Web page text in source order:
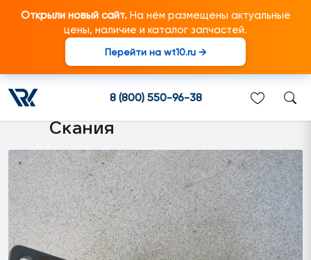
Открыли новый сайт.На нём размещены актуальные
цены, наличие и каталог запчастей.
Перейти на wt10.ru →
8 (800) 550-96-38
1766639 Кронштейн
амортизатора подходит для
грузовиков марки Scania/
Скания